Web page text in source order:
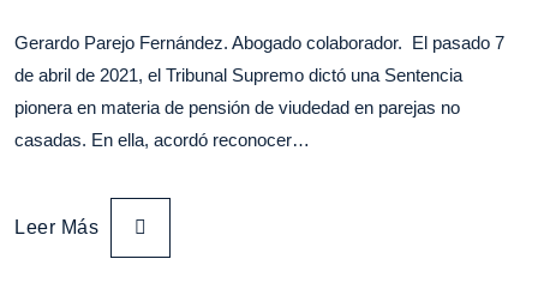
Gerardo Parejo Fernández. Abogado colaborador. El pasado 7
de abril de 2021, el Tribunal Supremo dictó una Sentencia
pionera en materia de pensión de viudedad en parejas no
casadas. En ella, acordó reconocer…
Leer Más